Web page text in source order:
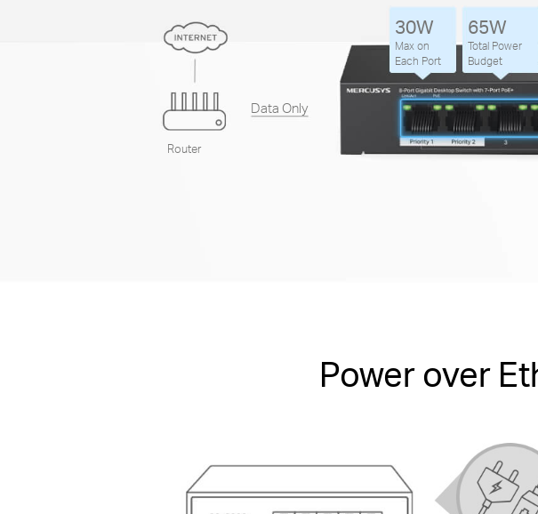
Router
Data Only
30W
Max on
Each Port
65W
Total Power
Budget
Power over